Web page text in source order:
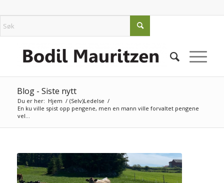
Blog - Siste nytt
Du er her: Hjem / (Selv)Ledelse /
En ku ville spist opp pengene, men en mann ville forvaltet pengene
vel...